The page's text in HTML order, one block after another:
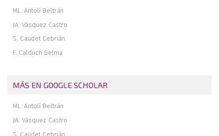
ML. Antolí Beltrán
JA. Vásquez Castro
S. Caudet Cebrián
F. Calduch Selma
MÁS EN GOOGLE SCHOLAR
ML. Antolí Beltrán
JA. Vásquez Castro
S. Caudet Cebrián